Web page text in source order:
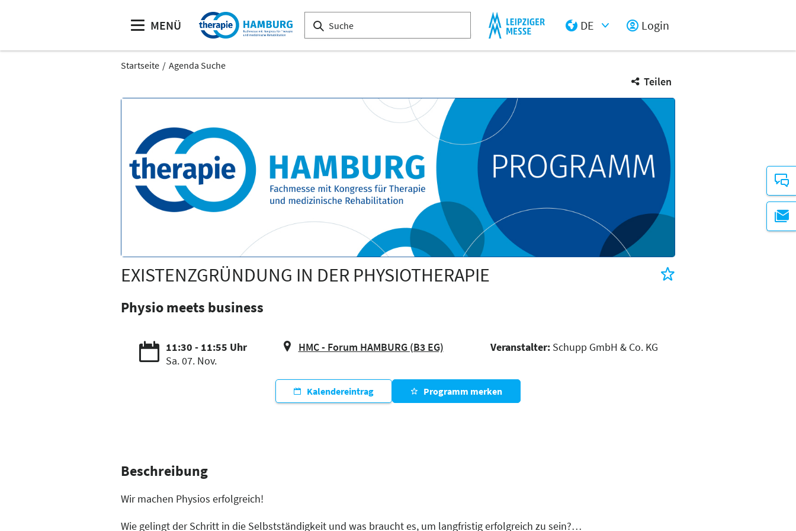
MENÜ
DE
Login
Startseite Agenda Suche
Teilen
EXISTENZGRÜNDUNG IN DER PHYSIOTHERAPIE
Physio meets business
11:30 - 11:55 Uhr
Sa. 07. Nov.
HMC - Forum HAMBURG (B3 EG) Veranstalter: Schupp GmbH & Co. KG
Kalendereintrag Programm merken
Beschreibung
Wir machen Physios erfolgreich!
Wie gelingt der Schritt in die Selbstständigkeit und was braucht es, um langfristig erfolgreich zu sein?